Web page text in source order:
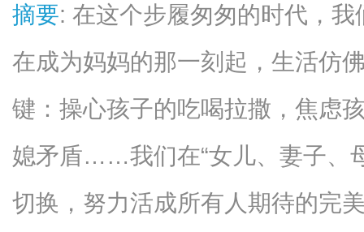
摘要: 在这个步履匆匆的时代，
在成为妈妈的那一刻起，生活仿
键：操心孩子的吃喝拉撒，焦虑
媳矛盾……我们在“女儿、妻子、
切换，努力活成所有人期待的完